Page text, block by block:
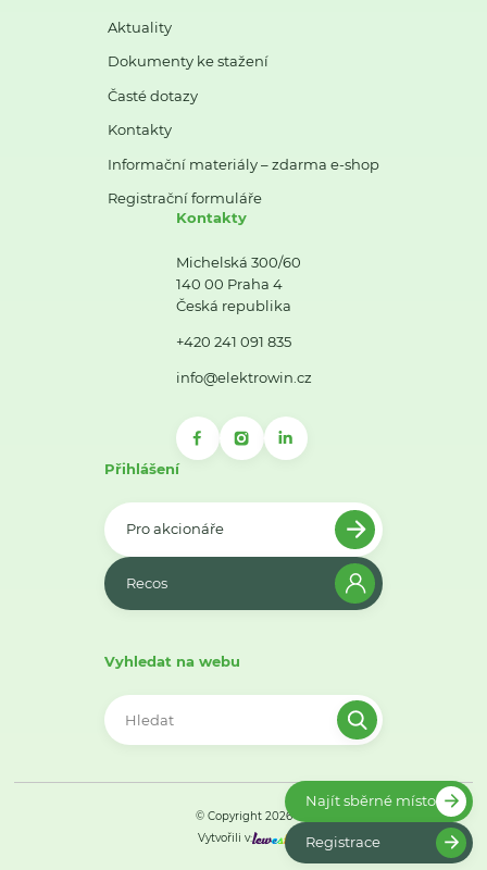
Aktuality
Dokumenty ke stažení
Časté dotazy
Kontakty
Informační materiály – zdarma e-shop
Registrační formuláře
Kontakty
Michelská 300/60
140 00 Praha 4
Česká republika
+420 241 091 835
info@elektrowin.cz
Přihlášení
Pro akcionáře
Recos
Vyhledat na webu
© Copyright 2026
Vytvořili v:
Najít sběrné místo
Registrace